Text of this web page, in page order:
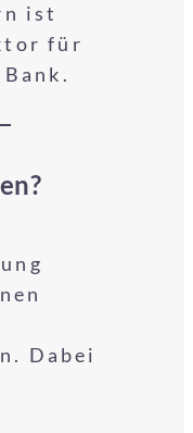
ist
für
Dabei